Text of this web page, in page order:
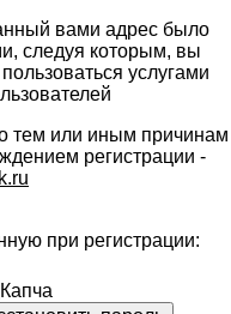
вами адрес было
следуя которым, вы
услугами
тем или иным причинам
регистрации -
при регистрации: